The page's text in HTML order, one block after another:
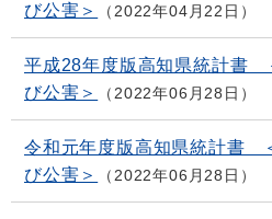
び公害＞
2022年04月22日
平成28年度版高知県統計書
び公害＞
2022年06月28日
令和元年度版高知県統計書
び公害＞
2022年06月28日